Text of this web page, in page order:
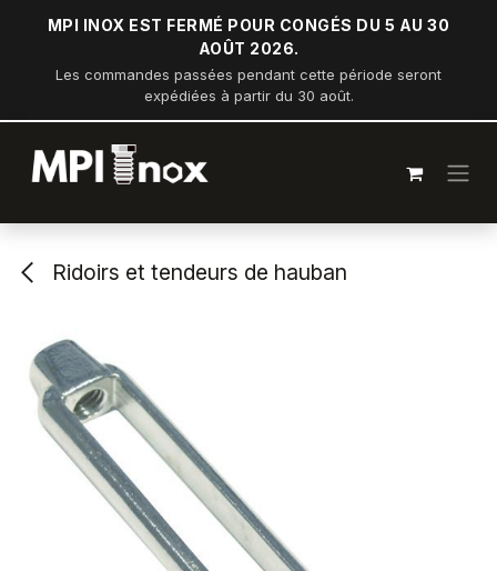
Se rendre au contenu
MPI INOX EST FERMÉ POUR CONGÉS DU 5 AU 30
AOÛT 2026.
Les commandes passées pendant cette période seront
expédiées à partir du 30 août.
Ridoirs et tendeurs de hauban